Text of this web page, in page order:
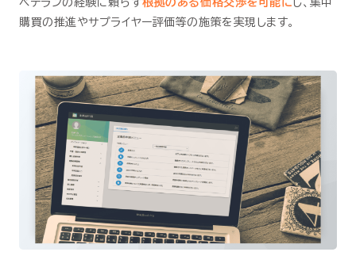
購買の推進やサプライヤー評価等の施策を実現します。